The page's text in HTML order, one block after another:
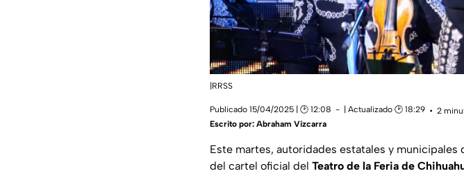
|RRSS
Publicado 15/04/2025 | 🕑 12:08 | Actualizado 🕑 18:29
2
Escrito por: Abraham Vizcarra
Este martes, autoridades estatales y municipales
del cartel oficial del Teatro de la Feria de